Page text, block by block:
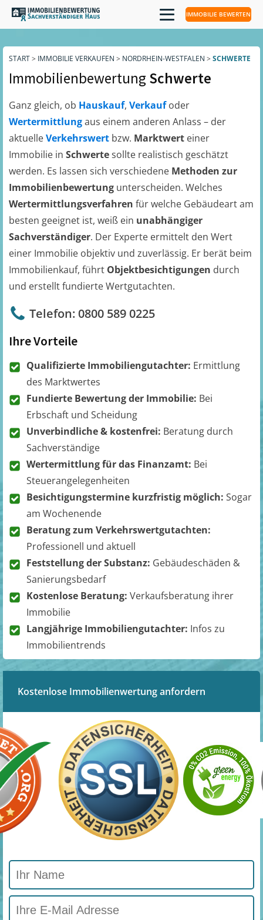
IMMOBILIE BEWERTEN
START> IMMOBILIE VERKAUFEN > NORDRHEIN-WESTFALEN > SCHWERTE
ImmobilienbewertungSchwerte
Ganz gleich, ob Hauskauf, Verkaufoder
Wertermittlungaus einem anderen Anlass – der
aktuelleVerkehrswert bzw. Marktwert einer
Immobilie in Schwertesollte realistisch geschätzt
werden. Es lassen sich verschiedene Methoden zur
Immobilienbewertung unterscheiden. Welches
Wertermittlungsverfahren für welche Gebäudeart am
besten geeignet ist, weiß ein unabhängiger
Sachverständiger. Der Experte ermittelt den Wert
einer Immobilie objektiv und zuverlässig. Er berät beim
Immobilienkauf, führt Objektbesichtigungen durch
und erstellt fundierte Wertgutachten.
Telefon: 0800 589 0225
Ihre Vorteile
Qualifizierte Immobiliengutachter: Ermittlung
des Marktwertes
Fundierte Bewertung der Immobilie: Bei
Erbschaft und Scheidung
Unverbindliche & kostenfrei: Beratung durch
Sachverständige
Wertermittlung für das Finanzamt: Bei
Steuerangelegenheiten
Besichtigungstermine kurzfristig möglich: Sogar
am Wochenende
Beratung zum Verkehrswertgutachten:
Professionell und aktuell
Feststellung der Substanz: Gebäudeschäden &
Sanierungsbedarf
Kostenlose Beratung: Verkaufsberatung ihrer
Immobilie
Langjährige Immobiliengutachter: Infos zu
Immobilientrends
Kostenlose Immobilienwertung anfordern